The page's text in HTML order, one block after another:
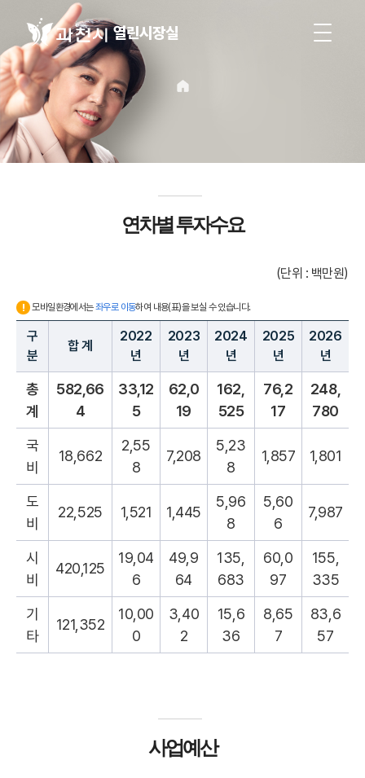
열린시장실
연차별 투자수요
(단위 : 백만원)
모바일환경에서는좌우로 이동하여 내용(표)을 보실 수 있습니다.
구
분
합 계
2022
년
2023
년
2024
년
2025
년
2026
년
총
계
582,66
4
33,12
5
62,0
19
162,
525
76,2
17
248,
780
국
비
18,662
2,55
8
7,208
5,23
8
1,857 1,801
도
비
22,525 1,521 1,445
5,96
8
5,60
6
7,987
시
비
420,125
19,04
6
49,9
64
135,
683
60,0
97
155,
335
기
타
121,352
10,00
0
3,40
2
15,6
36
8,65
7
83,6
57
사업예산